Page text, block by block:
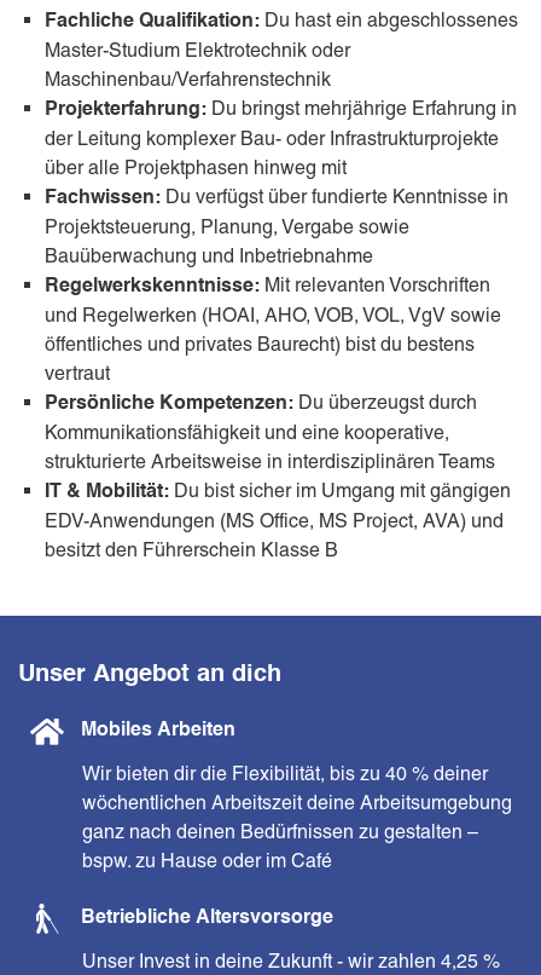
Fachliche Qualifikation: Du hast ein abgeschlossenes
Master-Studium Elektrotechnik oder
Maschinenbau/Verfahrenstechnik
Projekterfahrung: Du bringst mehrjährige Erfahrung in
der Leitung komplexer Bau- oder Infrastrukturprojekte
über alle Projektphasen hinweg mit
Fachwissen: Du verfügst über fundierte Kenntnisse in
Projektsteuerung, Planung, Vergabe sowie
Bauüberwachung und Inbetriebnahme
Regelwerkskenntnisse: Mit relevanten Vorschriften
und Regelwerken (HOAI, AHO, VOB, VOL, VgV sowie
öffentliches und privates Baurecht) bist du bestens
vertraut
Persönliche Kompetenzen: Du überzeugst durch
Kommunikationsfähigkeit und eine kooperative,
strukturierte Arbeitsweise in interdisziplinären Teams
IT & Mobilität: Du bist sicher im Umgang mit gängigen
EDV-Anwendungen (MS Office, MS Project, AVA) und
besitzt den Führerschein Klasse B
Unser Angebot an dich
Mobiles Arbeiten
Wir bieten dir die Flexibilität, bis zu 40 % deiner
wöchentlichen Arbeitszeit deine Arbeitsumgebung
ganz nach deinen Bedürfnissen zu gestalten –
bspw. zu Hause oder im Café
Betriebliche Altersvorsorge
Unser Invest in deine Zukunft - wir zahlen 4,25 %